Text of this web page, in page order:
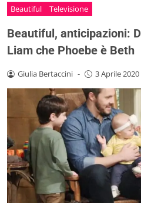
Beautiful Televisione
Beautiful, anticipazioni:
Liam che Phoebe è Beth
Giulia Bertaccini - 3 Aprile 2020